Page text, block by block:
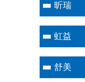
昕瑞
虹益
舒美